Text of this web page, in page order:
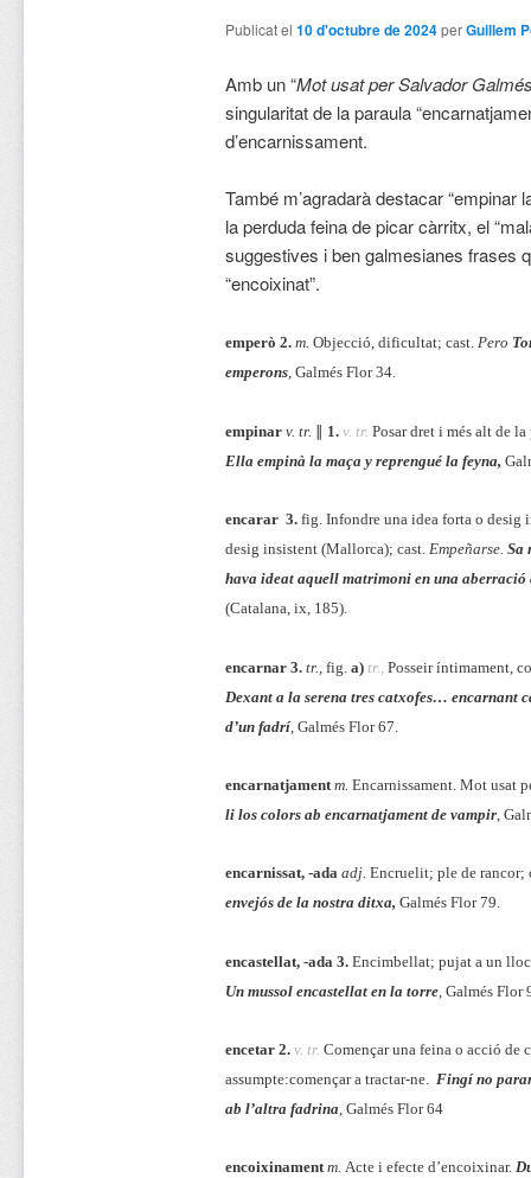
Publicat el 10 d'octubre de 2024perGuillem
Amb un “Mot usat per Salvador
singularitat de la paraula
d’encarnissament.
També m’agradarà destacar “empinar
la perduda feina de picar càrritx, el
suggestives i ben galmesianes frases
“encoixinat”.
emperò 2. m. Objecció, dificultat; cast. Pero
emperons, Galmés Flor 34.
empinar v. tr. 1. v. tr. Posar dret i més alt de
Ella empinà la maça y reprengué la feyna,
encarar 3. fig. Infondre una idea forta o
desig insistent (Mallorca); cast. Empeñarse. Sa
hava ideat aquell matrimoni en una aberració
(Catalana, ix, 185).
encarnar 3. tr., fig. a) tr., Posseir íntimament,
Dexant a la serena tres catxofes… encarnant
d’un fadrí, Galmés Flor 67.
encarnatjament m. Encarnissament. Mot usat
li los colors ab encarnatjament de vampir,
encarnissat, -ada adj. Encruelit; ple de rancor;
envejós de la nostra ditxa,Galmés Flor 79.
encastellat, -ada 3. Encimbellat; pujat a un
Un mussol encastellat en la torre, Galmés Flor
encetar 2. v. tr. Començar una feina o acció de
assumpte:començar a tractar-ne. Fingí no
ab l’altra fadrina, Galmés Flor 64
encoixinamentm. Acte i efecte d’encoixinar.